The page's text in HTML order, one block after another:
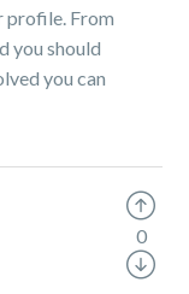
profile. From
you should
you can
0